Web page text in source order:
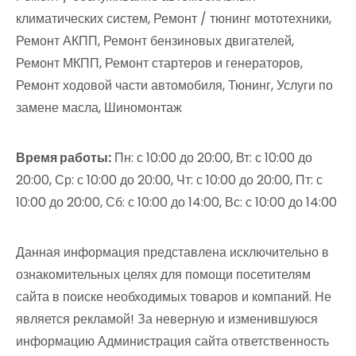
климатических систем, Ремонт / тюнинг мототехники,
Ремонт АКПП, Ремонт бензиновых двигателей,
Ремонт МКПП, Ремонт стартеров и генераторов,
Ремонт ходовой части автомобиля, Тюнинг, Услуги по
замене масла, Шиномонтаж
Время работы: Пн: с 10:00 до 20:00, Вт: с 10:00 до
20:00, Ср: с 10:00 до 20:00, Чт: с 10:00 до 20:00, Пт: с
10:00 до 20:00, Сб: с 10:00 до 14:00, Вс: с 10:00 до 14:00
Данная информация представлена исключительно в
ознакомительных целях для помощи посетителям
сайта в поиске необходимых товаров и компаний. Не
является рекламой! За неверную и изменившуюся
информацию Администрация сайта ответственность